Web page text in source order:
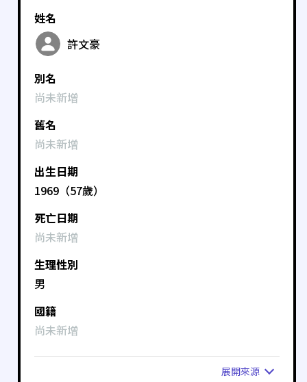
姓名
許文豪
別名
尚未新增
舊名
尚未新增
出生日期
1969（57歲）
死亡日期
尚未新增
生理性別
男
國籍
尚未新增
展開來源